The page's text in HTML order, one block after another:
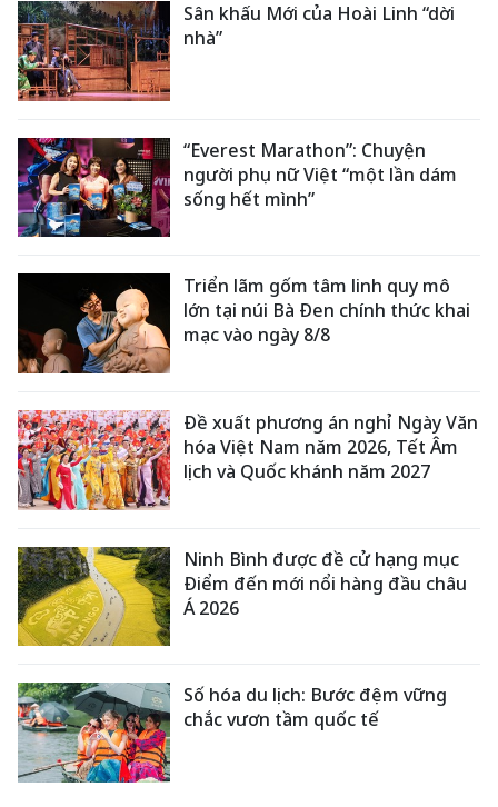
Sân khấu Mới của Hoài Linh “dời
nhà”
“Everest Marathon”: Chuyện
người phụ nữ Việt “một lần dám
sống hết mình”
Triển lãm gốm tâm linh quy mô
lớn tại núi Bà Đen chính thức khai
mạc vào ngày 8/8
Đề xuất phương án nghỉ Ngày Văn
hóa Việt Nam năm 2026, Tết Âm
lịch và Quốc khánh năm 2027
Ninh Bình được đề cử hạng mục
Điểm đến mới nổi hàng đầu châu
Á 2026
Số hóa du lịch: Bước đệm vững
chắc vươn tầm quốc tế